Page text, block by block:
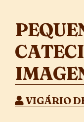
VIGÁRIO